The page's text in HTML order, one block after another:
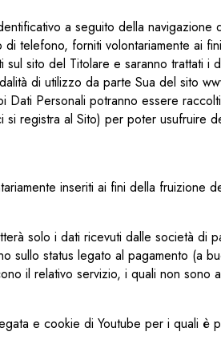
a seguito della
telefono, forniti volontariamente ai
sito del Titolare e saranno trattati i
di utilizzo da parte Sua del sito
Personali potranno essere
registra al Sito) per poter usufruire
inseriti ai fini della fruizione
solo i dati ricevuti dalle società di
sullo status legato al pagamento (a
il relativo servizio, i quali non sono
e cookie di Youtube per i quali